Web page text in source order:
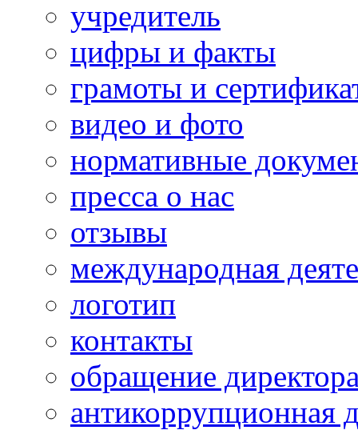
учредитель
цифры и факты
грамоты и
видео и фото
нормативные
пресса о нас
отзывы
международная
логотип
контакты
обращение
антикоррупционная